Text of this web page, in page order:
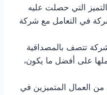
التي حصلت عليه
في التعامل مع شركة
تتصف بالمصداقية
على أفضل ما يكون،
العمال المتميزين في